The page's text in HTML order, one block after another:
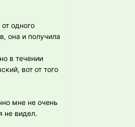
одного
она и получила
в течении
вот от того
мне не очень
не видел.